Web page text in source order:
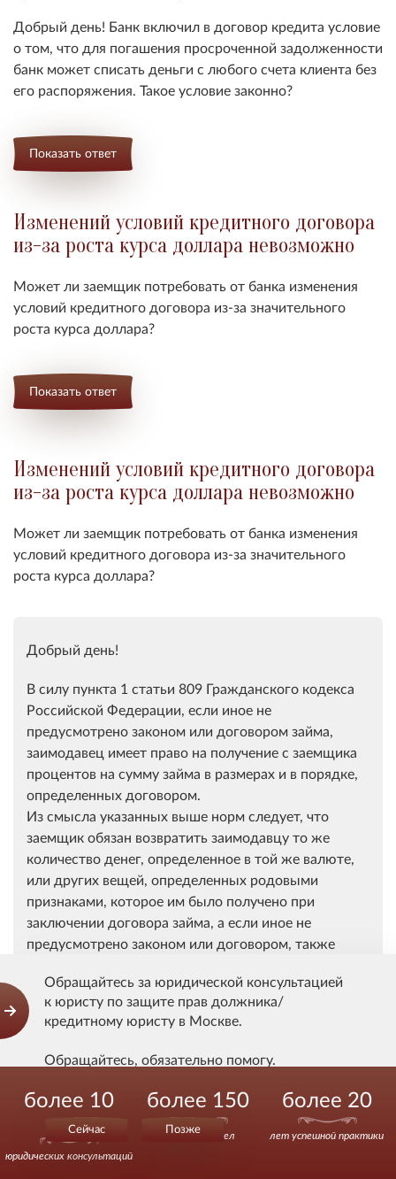
Добрый день! Банк включил в договор кредита условие
о том, что для погашения просроченной задолженности
банк может списать деньги с любого счета клиента без
его распоряжения. Такое условие законно?
Показать ответ
Изменений условий кредитного договора
из-за роста курса доллара невозможно
Может ли заемщик потребовать от банка изменения
условий кредитного договора из-за значительного
роста курса доллара?
Показать ответ
Изменений условий кредитного договора
из-за роста курса доллара невозможно
Может ли заемщик потребовать от банка изменения
условий кредитного договора из-за значительного
роста курса доллара?
Добрый день!
В силу пункта 1 статьи 809 Гражданского кодекса
Российской Федерации, если иное не
предусмотрено законом или договором займа,
заимодавец имеет право на получение с заемщика
процентов на сумму займа в размерах и в порядке,
определенных договором.
Из смысла указанных выше норм следует, что
заемщик обязан возвратить заимодавцу то же
количество денег, определенное в той же валюте,
или других вещей, определенных родовыми
признаками, которое им было получено при
заключении договора займа, а если иное не
предусмотрено законом или договором, также
При заключении договора стороны добровольно
договорились о займе в иностранной валюте.
Изменение курса иностранной валюты по
расценивать, как существенное изменение
обстоятельств, являющееся основанием для
изменения договора в соответствии со статьей 451
Гражданского кодекса Российской Федерации.
Кроме того, возврат суммы займа по более низкому
Обращайтесь за юридической консультацией
к юристу по защите прав должника/
кредитному юристу в Москве.
Обращайтесь, обязательно помогу.
Действуйте уверенно.
Сейчас Позже
более 10
000
юридических консультаций
более 150
выигранных дел
более 20
лет успешной практики